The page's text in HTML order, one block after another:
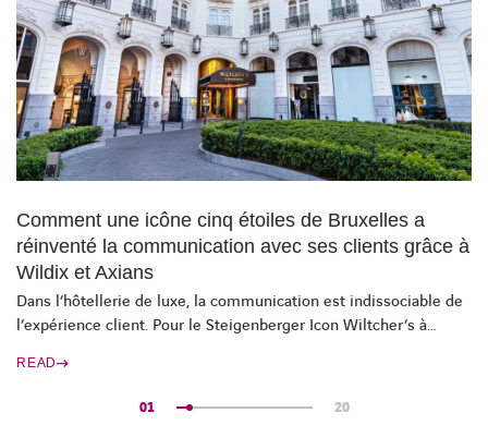
Comment une icône cinq étoiles de Bruxelles a
réinventé la communication avec ses clients grâce à
Wildix et Axians
Dans l’hôtellerie de luxe, la communication est indissociable de
l’expérience client. Pour le Steigenberger Icon Wiltcher’s à
service. Avec Axians et Wildix, l’hôtel a repensé ses
communications en toute discrétion.
READ
01 20